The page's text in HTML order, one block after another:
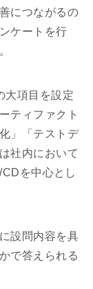
につながるの
ケートを行
大項目を設定
ティファクト
」「テストデ
社内において
を中心とし
設問内容を具
で答えられる